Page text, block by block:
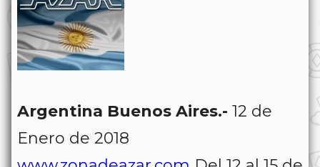
Argentina Buenos Aires.- 12 de
Enero de 2018